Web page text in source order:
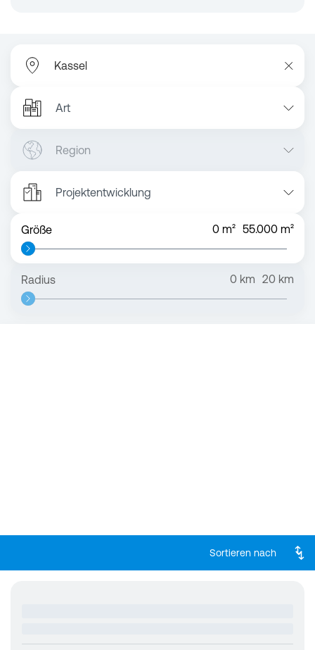
Art
Region
Projektentwicklung
Größe 0 m² 55.000 m²
Radius 0 km 20 km